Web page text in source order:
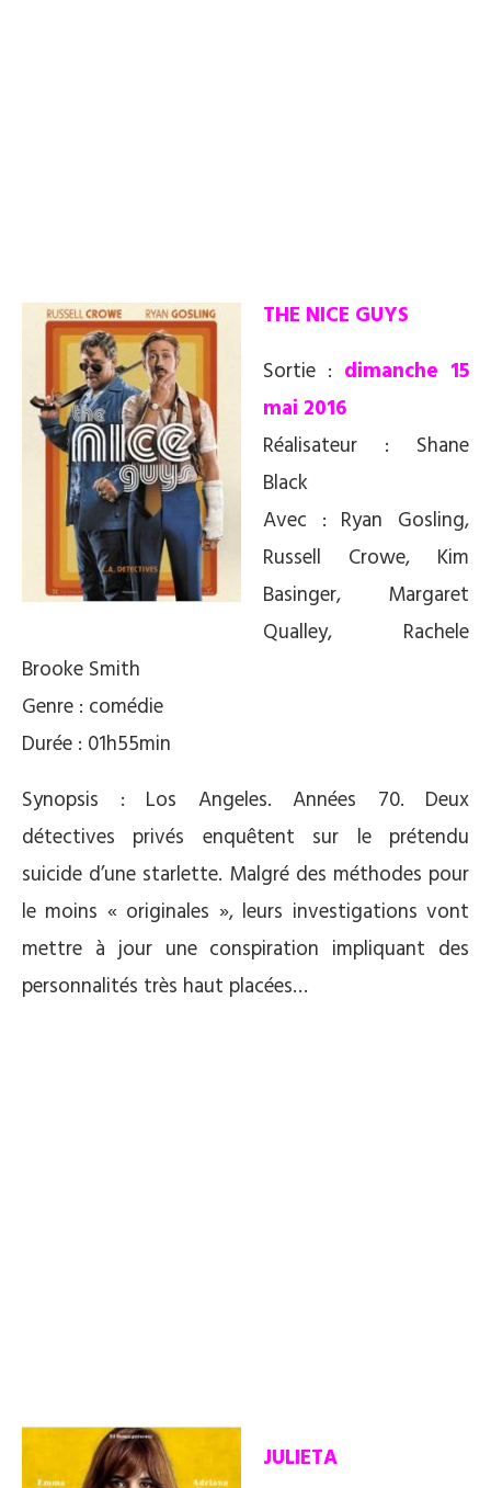
THE NICE GUYS
Sortie : dimanche 15
mai 2016
Réalisateur : Shane
Black
Avec : Ryan Gosling,
Russell Crowe, Kim
Basinger, Margaret
Qualley, Rachele
Brooke Smith
Genre : comédie
Durée : 01h55min
Synopsis : Los Angeles. Années 70. Deux
détectives privés enquêtent sur le prétendu
suicide d’une starlette. Malgré des méthodes pour
le moins « originales », leurs investigations vont
mettre à jour une conspiration impliquant des
personnalités très haut placées…
JULIETA